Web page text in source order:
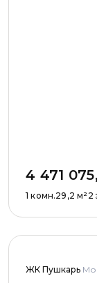
4 471
1 комн.29,2 м²2
ЖК Пушкарь Московская область,